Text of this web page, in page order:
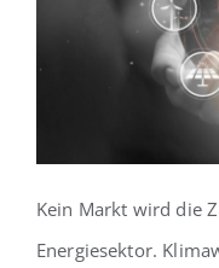
Kein Markt wird die
Energiesektor.